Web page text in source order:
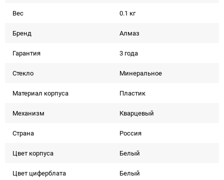
Вес 0.1 кг
Бренд Алмаз
Гарантия 3 года
Стекло Минеральное
Материал корпуса Пластик
Механизм Кварцевый
Страна Россия
Цвет корпуса Белый
Цвет циферблата Белый